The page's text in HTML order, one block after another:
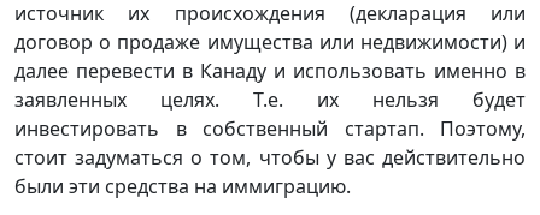
источник их происхождения (декларация или
договор о продаже имущества или недвижимости) и
далее перевести в Канаду и использовать именно в
заявленных целях. Т.е. их нельзя будет
инвестировать в собственный стартап. Поэтому,
стоит задуматься о том, чтобы у вас действительно
были эти средства на иммиграцию.